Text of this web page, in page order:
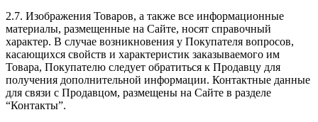
2.7. Изображения Товаров, а также все информационные
материалы, размещенные на Сайте, носят справочный
характер. В случае возникновения у Покупателя вопросов,
касающихся свойств и характеристик заказываемого им
Товара, Покупателю следует обратиться к Продавцу для
получения дополнительной информации. Контактные данные
для связи с Продавцом, размещены на Сайте в разделе
“Контакты”.